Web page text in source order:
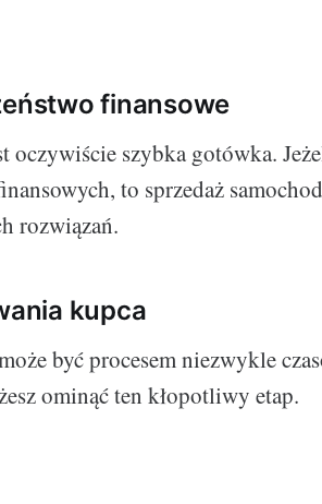
finansowe
oczywiście szybka gotówka.
to sprzedaż
rozwiązań.
kupca
być procesem niezwykle
ominąć ten kłopotliwy etap.